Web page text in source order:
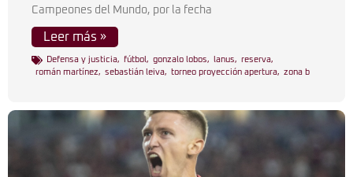
Campeones del Mundo, por la fecha
Leer más »
Defensa y justicia, fútbol , gonzalo lobos, lanus, reserva,
román martínez, sebastián leiva, torneo proyección apertura, zona b